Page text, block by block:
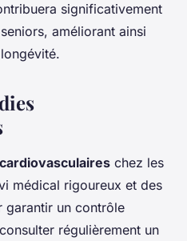
significativement
améliorant ainsi
chez les
médical rigoureux et des
garantir un contrôle
régulièrement un